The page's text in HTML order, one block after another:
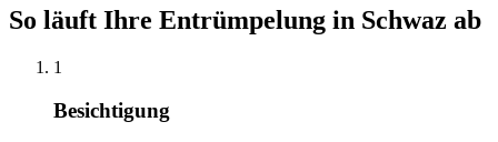
So läuft Ihre Entrümpelung in Schwaz ab
1
Besichtigung